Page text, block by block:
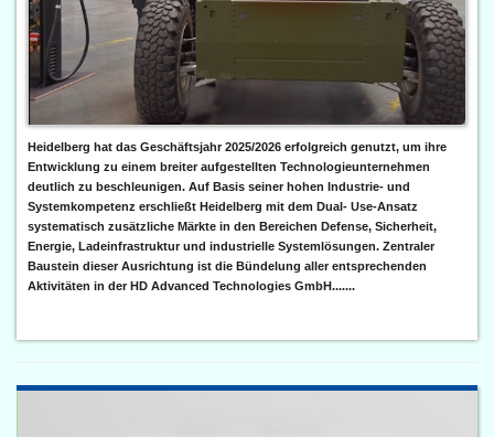
Heidelberg hat das Geschäftsjahr 2025/2026 erfolgreich genutzt, um ihre
Entwicklung zu einem breiter aufgestellten Technologieunternehmen
deutlich zu beschleunigen. Auf Basis seiner hohen Industrie- und
Systemkompetenz erschließt Heidelberg mit dem Dual- Use-Ansatz
systematisch zusätzliche Märkte in den Bereichen Defense, Sicherheit,
Energie, Ladeinfrastruktur und industrielle Systemlösungen. Zentraler
Baustein dieser Ausrichtung ist die Bündelung aller entsprechenden
Aktivitäten in der HD Advanced Technologies GmbH.......